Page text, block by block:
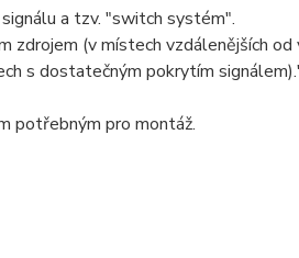
a tzv. "switch systém".
zdrojem (v místech vzdálenějších od
s dostatečným pokrytím
potřebným pro montáž.